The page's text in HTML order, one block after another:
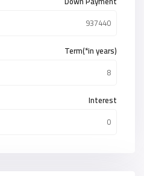
Term(*in years)
Interest